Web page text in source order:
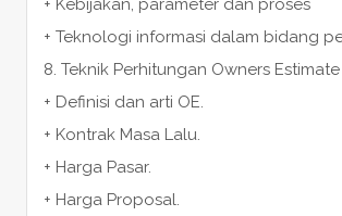
+ Kebijakan, parameter dan proses
+ Teknologi informasi dalam bidang
8. Teknik Perhitungan Owners Estimate
+ Definisi dan arti OE.
+ Kontrak Masa Lalu.
+ Harga Pasar.
+ Harga Proposal.